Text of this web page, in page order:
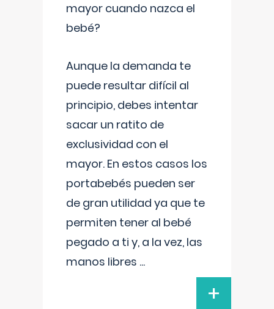
mayor cuando nazca el
bebé?
Aunque la demanda te
puede resultar difícil al
principio, debes intentar
sacar un ratito de
exclusividad con el
mayor. En estos casos los
portabebés pueden ser
de gran utilidad ya que te
permiten tener al bebé
pegado a ti y, a la vez, las
manos libres ...
+